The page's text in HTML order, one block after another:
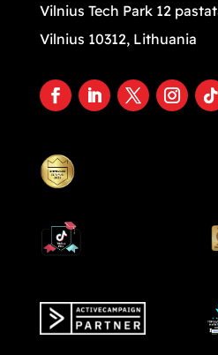
Vilnius Tech Park 12
Vilnius 10312, Lithuania